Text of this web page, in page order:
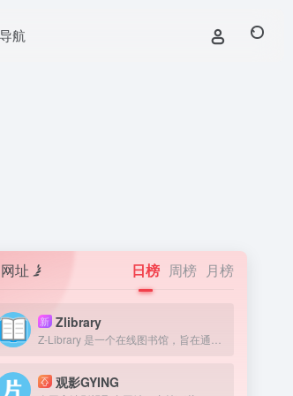
航
网址 日榜 周榜 月榜
新 Zlibrary
观影GYING